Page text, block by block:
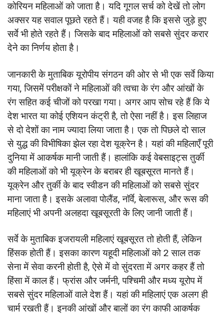
कोरियन म‎हिलाओं को जाता है। य‎दि गूगल सर्च को देखें तो लोग
अक्सर यह सवाल पूछते रहते हैं। यही वजह है कि इससे जुड़े हुए
सर्वे भी होते रहते हैं। ‎जिसके बाद महिलाओं को सबसे सुंदर करार
देने का ‎‎निर्णय होता है।
जानकारी के मुता‎बिक यूरोपीय संगठन की ओर से भी एक सर्वे किया
गया, जिसमें परीक्षकों ने महिलाओं की त्वचा के रंग और आंखों के
रंग सहित कई चीजों को परखा गया। अगर आप सोच रहे हैं कि ये
देश भारत या कोई एशियन कंट्री है, तो ऐसा नहीं है। इस लिहाज
से दो देशों का नाम ज्यादा लिया जाता है। एक तो पिछले दो साल
से युद्ध की विभीषिका झेल रहा देश यूक्रेन है। यहां की महिलाएँ पूरी
दुनिया में आकर्षक मानी जाती हैं। हालांकि कई वेबसाइट्स तुर्की
की महिलाओं को भी यूक्रेन के बराबर ही खूबसूरत मानते हैं।
यूक्रेन और तुर्की के बाद स्वीडन की महिलाओं को सबसे सुंदर
माना जाता है। इसके अलावा पोलैंड, नॉर्वे, बेलारूस, और रूस की
महिलाएं भी अपनी अलहदा खूबसूरती के लिए जानी जाती हैं।
सर्वे के मुताबिक इजरायली महिलाएं खूबसूरत तो होती हैं, लेकिन
हिंसक होती हैं। इसका कारण यहूदी महिलाओं को 2 साल तक
सेना में सेवा करनी होती है, ऐसे में वो सुंदरता में अगर कहर हैं तो
हिंसा में काल हैं। फ्रांस और जर्मनी, पश्चिमी और मध्य यूरोप में
सबसे सुंदर महिलाओं वाले देश हैं। यहां की महिलाएं एक अलग ही
चार्म रखती हैं। इनकी आंखों और बालों का रंग काफी आकर्षक